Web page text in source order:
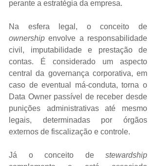
perante a estratégia da empresa.
ownership envolve a responsabilidade
civil, imputabilidade e prestação de
contas. É considerado um aspecto
central da governança corporativa, em
caso de eventual má-conduta, torna o
Data Owner passível de receber desde
punições administrativas até mesmo
legais, determinadas por órgãos
externos de fiscalização e controle.
Já o conceito de stewardship